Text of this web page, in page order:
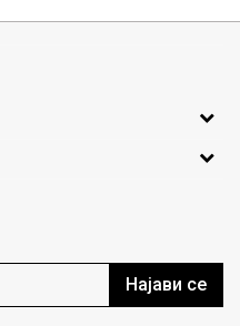
Најави се